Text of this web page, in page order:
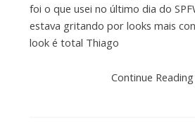
foi o que usei no último dia do
estava gritando por looks mais
look é total Thiago
Continue Reading